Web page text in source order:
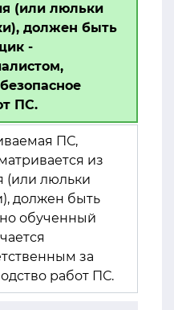
(или люльки
должен быть
-
ПС.
ПС,
из
(или люльки
должен быть
обученный
за
работ ПС.